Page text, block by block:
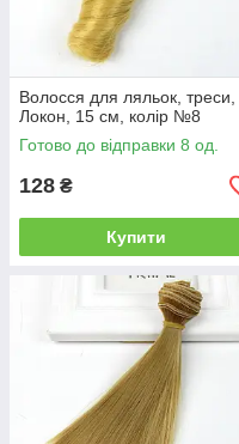
Волосся для ляльок, треси,
Локон, 15 см, колір №8
Готово до відправки 8 од.
128 ₴
Купити